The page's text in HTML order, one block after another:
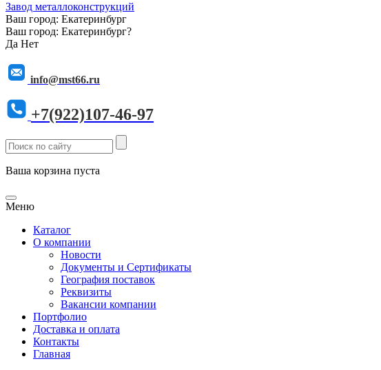
Завод металлоконструкций
Ваш город: Екатеринбург
Ваш город: Екатеринбург?
Да Нет
info@mst66.ru
+7(922)107-46-97
Ваша корзина пуста
Меню
Каталог
О компании
Новости
Документы и Сертификаты
География поставок
Реквизиты
Вакансии компании
Портфолио
Доставка и оплата
Контакты
Главная